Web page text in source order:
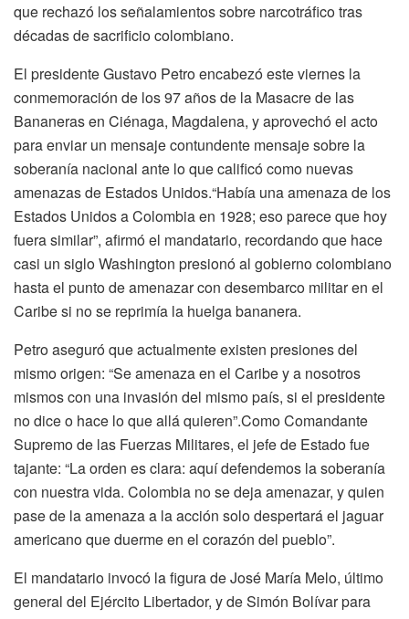
que rechazó los señalamientos sobre narcotráfico tras
décadas de sacrificio colombiano.
El presidente Gustavo Petro encabezó este viernes la
conmemoración de los 97 años de la Masacre de las
Bananeras en Ciénaga, Magdalena, y aprovechó el acto
para enviar un mensaje contundente mensaje sobre la
soberanía nacional ante lo que calificó como nuevas
amenazas de Estados Unidos.“Había una amenaza de los
Estados Unidos a Colombia en 1928; eso parece que hoy
fuera similar”, afirmó el mandatario, recordando que hace
casi un siglo Washington presionó al gobierno colombiano
hasta el punto de amenazar con desembarco militar en el
Caribe si no se reprimía la huelga bananera.
Petro aseguró que actualmente existen presiones del
mismo origen: “Se amenaza en el Caribe y a nosotros
mismos con una invasión del mismo país, si el presidente
no dice o hace lo que allá quieren”.Como Comandante
Supremo de las Fuerzas Militares, el jefe de Estado fue
tajante: “La orden es clara: aquí defendemos la soberanía
con nuestra vida. Colombia no se deja amenazar, y quien
pase de la amenaza a la acción solo despertará el jaguar
americano que duerme en el corazón del pueblo”.
El mandatario invocó la figura de José María Melo, último
general del Ejército Libertador, y de Simón Bolívar para